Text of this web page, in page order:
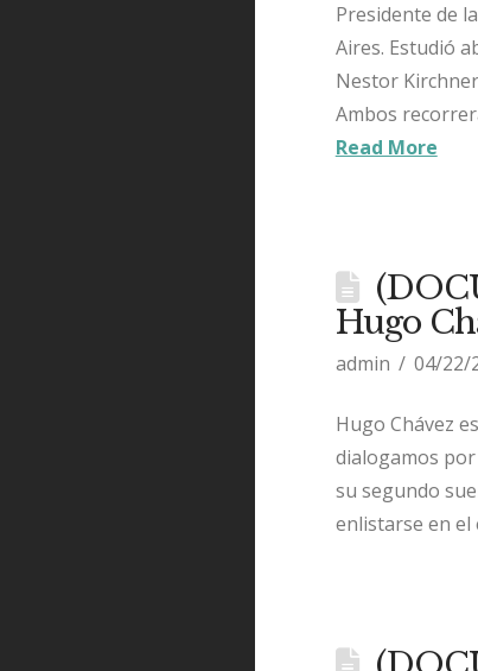
Presidente de
Aires. Estudió
Nestor
Ambos
Read More
Hugo
admin 04/22/
Hugo Chávez
dialogamos
su segundo
enlistarse en el